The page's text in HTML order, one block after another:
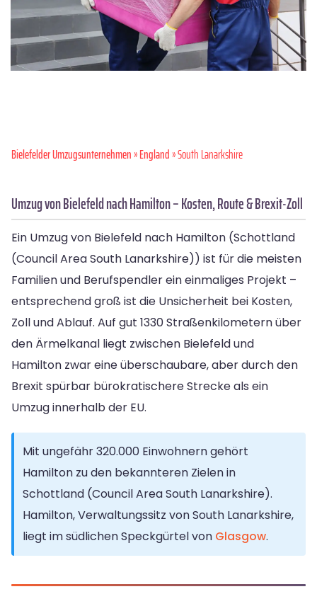
Bielefelder Umzugsunternehmen»England» South Lanarkshire
Umzug von Bielefeld nach Hamilton – Kosten, Route & Brexit-Zoll
Ein Umzug von Bielefeld nach Hamilton (Schottland
(Council Area South Lanarkshire)) ist für die meisten
Familien und Berufspendler ein einmaliges Projekt –
entsprechend groß ist die Unsicherheit bei Kosten,
Zoll und Ablauf. Auf gut 1330 Straßenkilometern über
den Ärmelkanal liegt zwischen Bielefeld und
Hamilton zwar eine überschaubare, aber durch den
Brexit spürbar bürokratischere Strecke als ein
Umzug innerhalb der EU.
Mit ungefähr 320.000 Einwohnern gehört
Hamilton zu den bekannteren Zielen in
Schottland (Council Area South Lanarkshire).
Hamilton, Verwaltungssitz von South Lanarkshire,
liegt im südlichen Speckgürtel von Glasgow.